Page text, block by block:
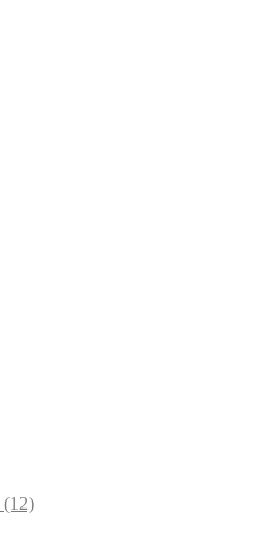
(12)